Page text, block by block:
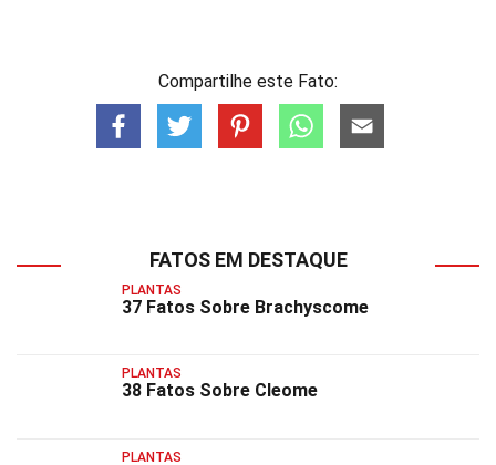
Compartilhe este Fato:
FATOS EM DESTAQUE
PLANTAS
37 Fatos Sobre Brachyscome
PLANTAS
38 Fatos Sobre Cleome
PLANTAS